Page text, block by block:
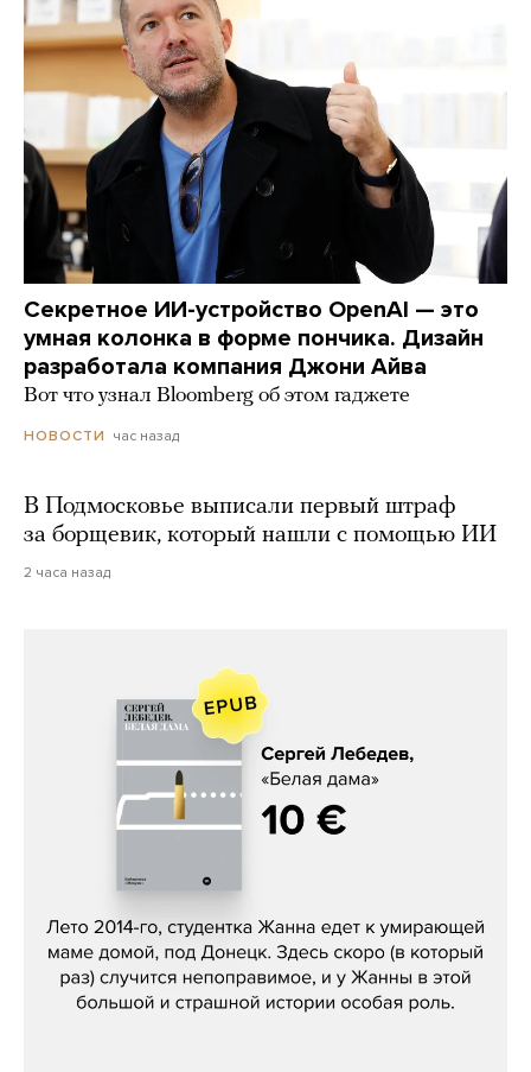
Секретное ИИ-устройство OpenAI — это
умная колонка в форме пончика. Дизайн
разработала компания Джони Айва
Вот что узнал Bloomberg об этом гаджете
НОВОСТИ час назад
В Подмосковье выписали первый штраф
за борщевик, который нашли с помощью ИИ
2 часа назад
Сергей Лебедев, «Белая дама»